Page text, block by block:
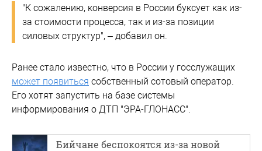
"К сожалению, конверсия в России буксует как из-
за стоимости процесса, так и из-за позиции
силовых структур", – добавил он.
Ранее стало известно, что в России у госслужащих
может появиться собственный сотовый оператор.
Его хотят запустить на базе системы
информирования о ДТП "ЭРА-ГЛОНАСС".
Бийчане беспокоятся из-за новой